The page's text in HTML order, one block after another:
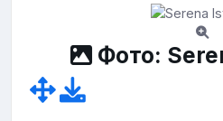
Фото: